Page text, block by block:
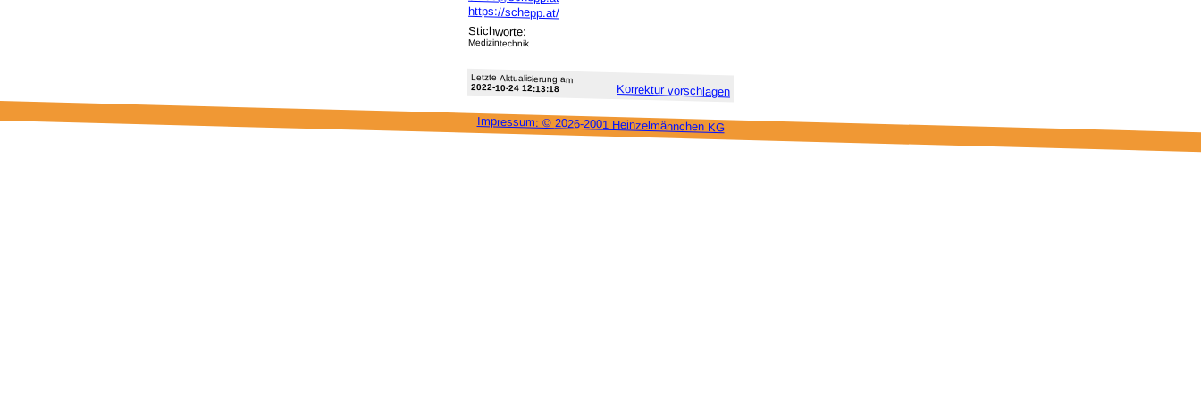
https://schepp.at/
Stichworte:
Medizintechnik
Letzte Aktu­alisie­rung am
2022-10-24 12:13:18 Korrektur vor­schlagen
Impressum: © 2026-2001 Heinzel­männchen KG